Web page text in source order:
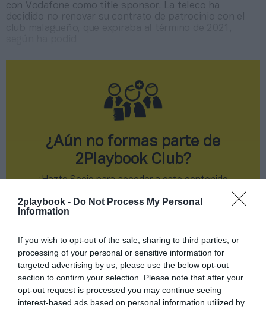
2playbook - Do Not Process My Personal
Information
If you wish to opt-out of the sale, sharing to third parties, or
processing of your personal or sensitive information for
targeted advertising by us, please use the below opt-out
section to confirm your selection. Please note that after your
opt-out request is processed you may continue seeing
interest-based ads based on personal information utilized by
con Vodafone como title sponsor. La teleco ha
decidido no renovar su contrato de patrocinio con el
¿Aún no formas parte de
2Playbook Club?
¡Hazte Socio para acceder a este contenido
¡Suscríbete!
Compartir
Imprimir